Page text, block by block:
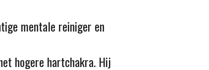
mentale reiniger en
hogere hartchakra. Hij